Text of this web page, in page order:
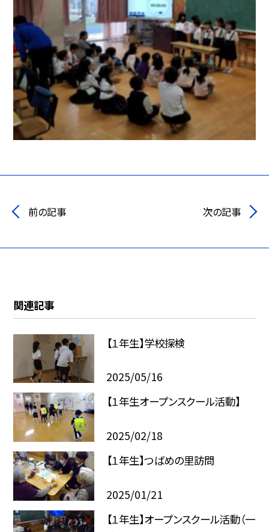
前の記事 次の記事
関連記事
【１年生】学校探検
2025/05/16
【１年生オープンスクール活動】
2025/02/18
【１年生】つばめの里訪問
2025/01/21
【１年生】オープンスクール活動（一